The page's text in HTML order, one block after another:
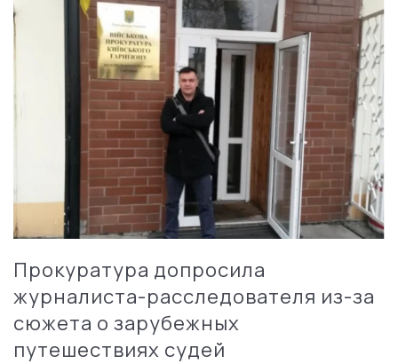
Прокуратура допросила
журналиста-расследователя из-за
сюжета о зарубежных
путешествиях судей